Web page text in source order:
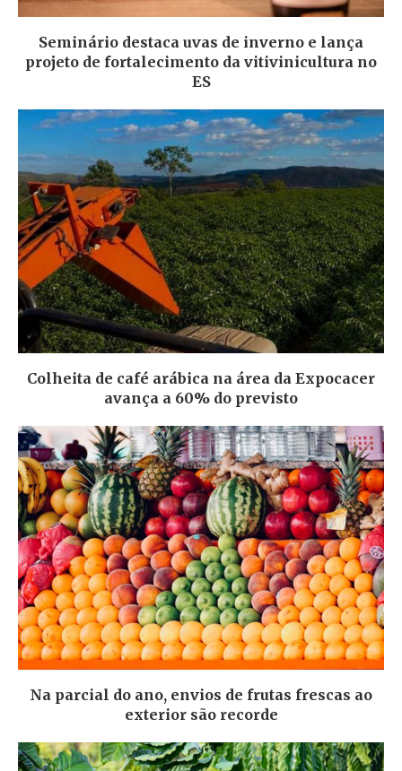
Seminário destaca uvas de inverno e lança
projeto de fortalecimento da vitivinicultura no
ES
Colheita de café arábica na área da Expocacer
avança a 60% do previsto
Na parcial do ano, envios de frutas frescas ao
exterior são recorde